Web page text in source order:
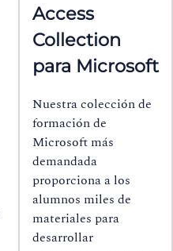
Access
Collection
para Microsoft
Nuestra colección de
formación de
Microsoft más
demandada
proporciona a los
alumnos miles de
materiales para
desarrollar